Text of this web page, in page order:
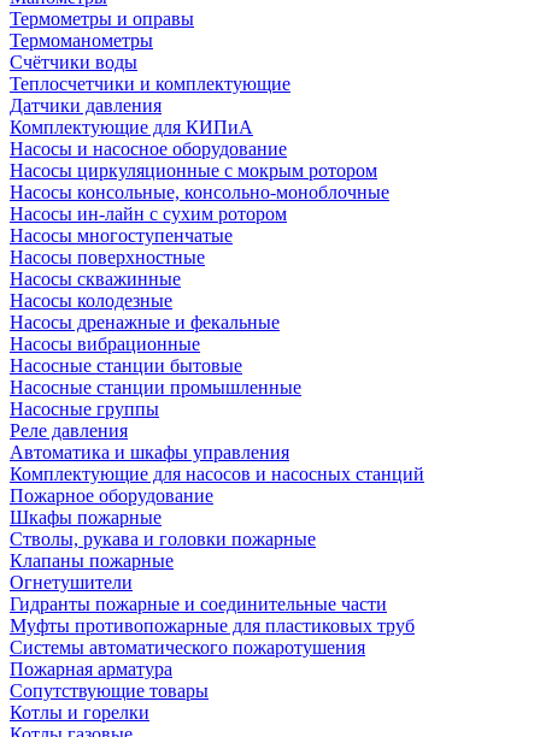
Термометры и оправы
Термоманометры
Счётчики воды
Теплосчетчики и комплектующие
Датчики давления
Комплектующие для КИПиА
Насосы и насосное оборудование
Насосы циркуляционные с мокрым ротором
Насосы консольные, консольно-моноблочные
Насосы ин-лайн с сухим ротором
Насосы многоступенчатые
Насосы поверхностные
Насосы скважинные
Насосы колодезные
Насосы дренажные и фекальные
Насосы вибрационные
Насосные станции бытовые
Насосные станции промышленные
Насосные группы
Реле давления
Автоматика и шкафы управления
Комплектующие для насосов и насосных станций
Пожарное оборудование
Шкафы пожарные
Стволы, рукава и головки пожарные
Клапаны пожарные
Огнетушители
Гидранты пожарные и соединительные части
Муфты противопожарные для пластиковых труб
Системы автоматического пожаротушения
Пожарная арматура
Сопутствующие товары
Котлы и горелки